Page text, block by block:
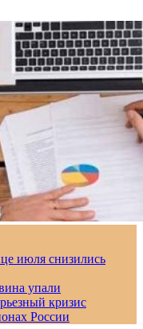
июля снизились
упали
кризис
России